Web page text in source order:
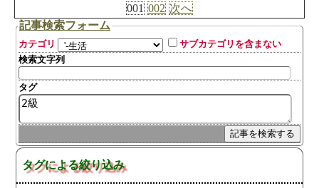
001 002 次へ
記事検索フォーム
カテゴリ
サブカテゴリを含まない
検索文字列
タグ
タグによる絞り込み